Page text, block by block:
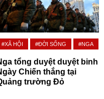
#XÃ HỘI #ĐỜI SỐNG #NGA
tổng duyệt duyệt binh
Chiến thắng tại
trường Đỏ